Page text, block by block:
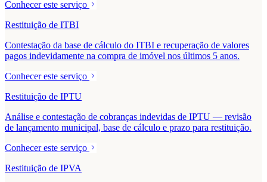
Conhecer este serviço
Restituição de ITBI
Contestação da base de cálculo do ITBI e recuperação de valores
pagos indevidamente na compra de imóvel nos últimos 5 anos.
Conhecer este serviço
Restituição de IPTU
Análise e contestação de cobranças indevidas de IPTU — revisão
de lançamento municipal, base de cálculo e prazo para restituição.
Conhecer este serviço
Restituição de IPVA